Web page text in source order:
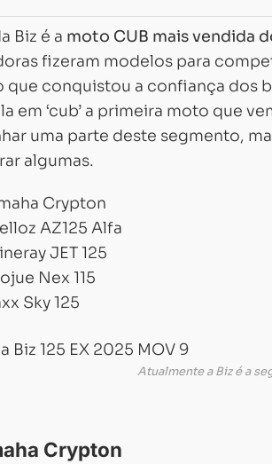
Biz é a moto CUB mais vendida
fizeram modelos para
que conquistou a confiança dos
em ‘cub’ a primeira moto que
uma parte deste segmento,
algumas.
Crypton
AZ125 Alfa
JET 125
Nex 115
Sky 125
Atualmente a Biz é a
Crypton